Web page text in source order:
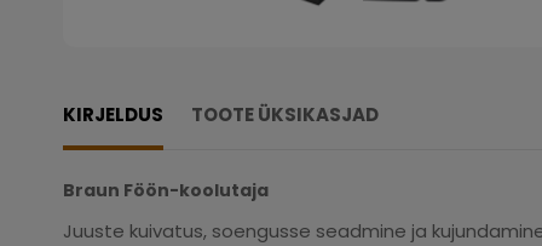
KIRJELDUS TOOTE ÜKSIKASJAD
Braun Föön-koolutaja
Juuste kuivatus, soengusse seadmine ja